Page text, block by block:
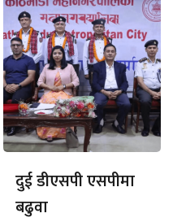
दुई डीएसपी एसपीमा
बढुवा